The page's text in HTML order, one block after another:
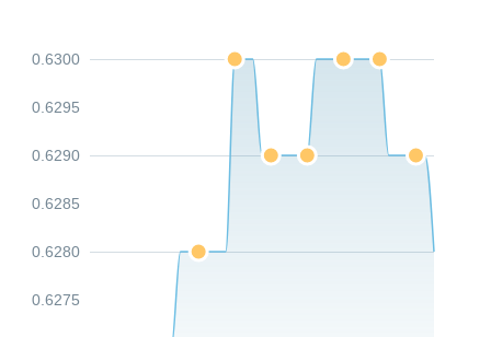
0.6275
0.6280
0.6285
0.6290
0.6295
0.6300